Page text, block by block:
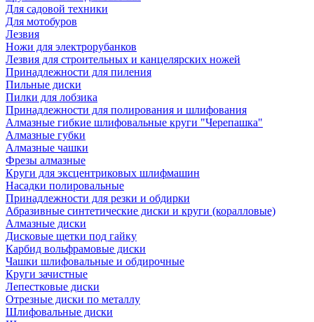
Для садовой техники
Для мотобуров
Лезвия
Ножи для электрорубанков
Лезвия для строительных и канцелярских ножей
Принадлежности для пиления
Пильные диски
Пилки для лобзика
Принадлежности для полирования и шлифования
Алмазные гибкие шлифовальные круги "Черепашка"
Алмазные губки
Алмазные чашки
Фрезы алмазные
Круги для эксцентриковых шлифмашин
Насадки полировальные
Принадлежности для резки и обдирки
Абразивные синтетические диски и круги (коралловые)
Алмазные диски
Дисковые щетки под гайку
Карбид вольфрамовые диски
Чашки шлифовальные и обдирочные
Круги зачистные
Лепестковые диски
Отрезные диски по металлу
Шлифовальные диски